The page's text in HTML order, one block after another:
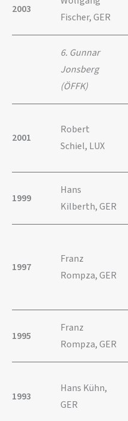
2003
Fischer, GER
6. Gunnar
Jonsberg
(ÖFFK)
2001
Robert
Schiel, LUX
1999
Hans
Kilberth, GER
1997
Franz
Rompza, GER
1995
Franz
Rompza, GER
1993
Hans Kühn,
GER